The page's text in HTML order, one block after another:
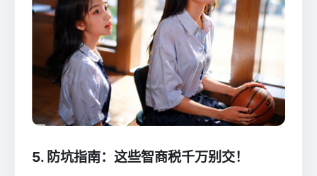
5. 防坑指南：这些智商税千万别交！